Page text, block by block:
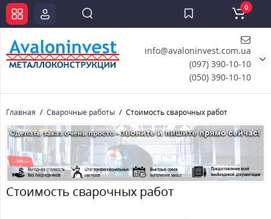
info@avaloninvest.com.ua
(097) 390-10-10
(050) 390-10-10
0
Главная Сварочные работы Стоимость сварочных работ
Стоимость сварочных работ